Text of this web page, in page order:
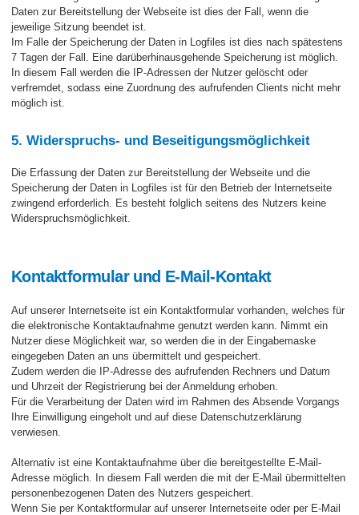
Daten zur Bereitstellung der Webseite ist dies der Fall, wenn die
jeweilige Sitzung beendet ist.
Im Falle der Speicherung der Daten in Logfiles ist dies nach spätestens
7 Tagen der Fall. Eine darüberhinausgehende Speicherung ist möglich.
In diesem Fall werden die IP-Adressen der Nutzer gelöscht oder
verfremdet, sodass eine Zuordnung des aufrufenden Clients nicht mehr
möglich ist.
5. Widerspruchs- und Beseitigungsmöglichkeit
Die Erfassung der Daten zur Bereitstellung der Webseite und die
Speicherung der Daten in Logfiles ist für den Betrieb der Internetseite
zwingend erforderlich. Es besteht folglich seitens des Nutzers keine
Widerspruchsmöglichkeit.
Kontaktformular und E-Mail-Kontakt
Auf unserer Internetseite ist ein Kontaktformular vorhanden, welches für
die elektronische Kontaktaufnahme genutzt werden kann. Nimmt ein
Nutzer diese Möglichkeit war, so werden die in der Eingabemaske
eingegeben Daten an uns übermittelt und gespeichert.
Zudem werden die IP-Adresse des aufrufenden Rechners und Datum
und Uhrzeit der Registrierung bei der Anmeldung erhoben.
Für die Verarbeitung der Daten wird im Rahmen des Absende Vorgangs
Ihre Einwilligung eingeholt und auf diese Datenschutzerklärung
verwiesen.
Alternativ ist eine Kontaktaufnahme über die bereitgestellte E-Mail-
Adresse möglich. In diesem Fall werden die mit der E-Mail übermittelten
personenbezogenen Daten des Nutzers gespeichert.
Wenn Sie per Kontaktformular auf unserer Internetseite oder per E-Mail